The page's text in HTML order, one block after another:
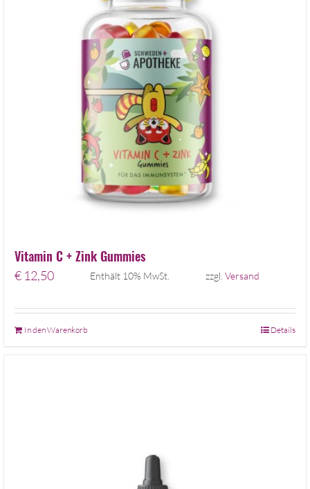
Vitamin C + Zink Gummies
€ 12,50 Enthält 10% MwSt. zzgl. Versand
In den Warenkorb Details